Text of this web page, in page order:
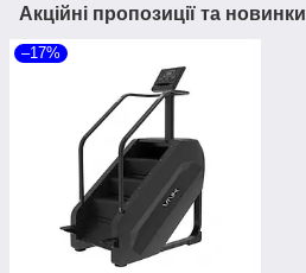
Акційні пропозиції та новинки
–17%